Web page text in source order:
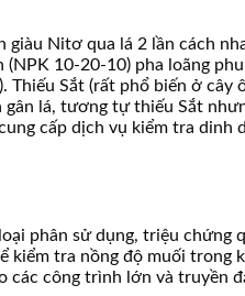
Nitơ qua lá 2 lần cách
10-20-10) pha loãng
Sắt (rất phổ biến ở cây
lá, tương tự thiếu Sắt
cấp dịch vụ kiểm tra
phân sử dụng, triệu
tra nồng độ muối trong
công trình lớn và truyền